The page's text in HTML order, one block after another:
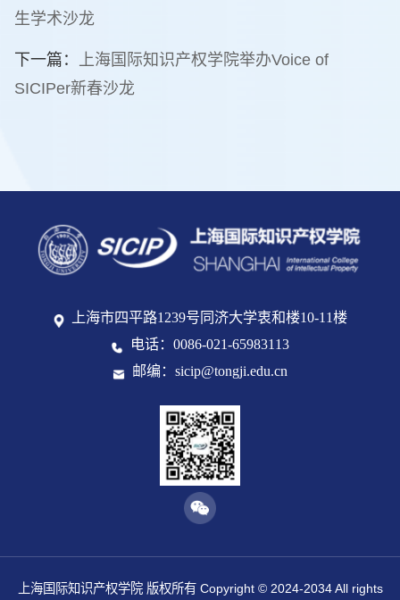
生学术沙龙
下一篇： 上海国际知识产权学院举办Voice of
SICIPer新春沙龙
上海市四平路1239号同济大学衷和楼10-11楼
电话：0086-021-65983113
邮编：sicip@tongji.edu.cn
上海国际知识产权学院 版权所有 Copyright © 2024-2034 All rights